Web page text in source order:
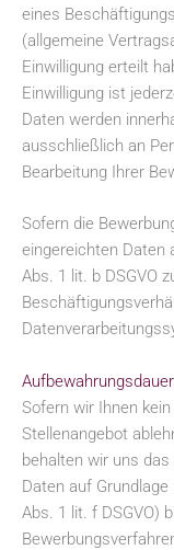
eines
(allgemeine
Einwilligung erteilt
Einwilligung ist
Daten werden
ausschließlich an
Bearbeitung Ihrer
Sofern die
eingereichten Daten
Abs. 1 lit. b DSGVO
Sofern wir Ihnen
Stellenangebot
behalten wir uns
Daten auf
Abs. 1 lit. f DSGVO)